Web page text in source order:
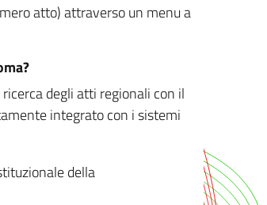
atto) attraverso un menu a
degli atti regionali con il
integrato con i sistemi
della